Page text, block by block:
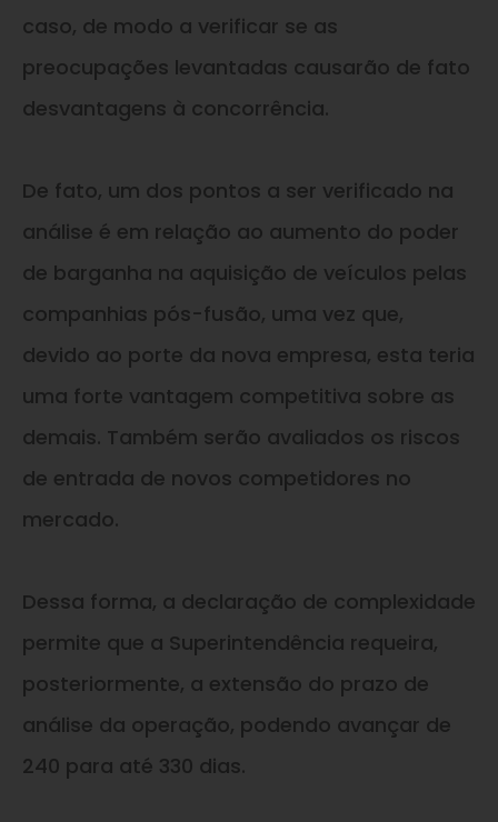
caso, de modo a verificar se as
preocupações levantadas causarão de fato
desvantagens à concorrência.
De fato, um dos pontos a ser verificado na
análise é em relação ao aumento do poder
de barganha na aquisição de veículos pelas
companhias pós-fusão, uma vez que,
devido ao porte da nova empresa, esta teria
uma forte vantagem competitiva sobre as
demais. Também serão avaliados os riscos
de entrada de novos competidores no
mercado.
Dessa forma, a declaração de complexidade
permite que a Superintendência requeira,
posteriormente, a extensão do prazo de
análise da operação, podendo avançar de
240 para até 330 dias.